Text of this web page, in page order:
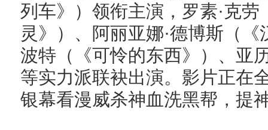
列车》）领衔主演，罗素·克
灵》）、阿丽亚娜·德博斯（
波特（《可怜的东西》）、亚
等实力派联袂出演。影片正在
银幕看漫威杀神血洗黑帮，提